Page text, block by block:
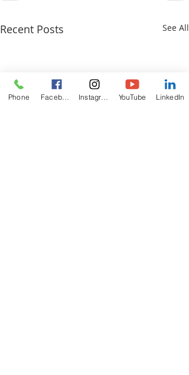
Recent Posts See All
Phone YouTube LinkedIn